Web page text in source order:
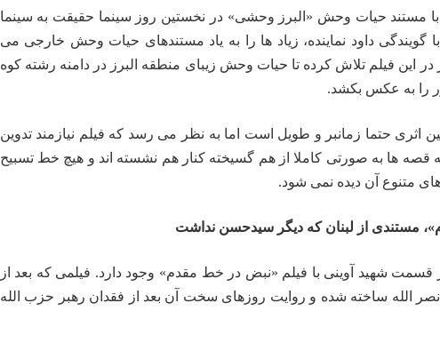
مستند حیات وحش «البرز وحشی» در نخستین روز سینما حقیقت به سینما
گویندگی داود نماینده، زیاد ها را به یاد مستندهای حیات وحش خارجی می
در این فیلم تلاش کرده تا حیات وحش زیبای منطقه البرز در دامنه رشته کوه
را به عکس بکشد.
اثری حتما زمانبر و طویل است اما به نظر می رسد که فیلم نیازمند تدوین
قصه ها به صورتی کاملا از هم گسیخته کنار هم نشسته اند و هیچ خط تسبیح
متنوع آن دیده نمی شود.
مستندی از لبنان که دیگر سیدحسن نداشت
شهید آوینی با فیلم «نبض در خط مقدم» وجود دارد. فیلمی که بعد از
الله ساخته شده و روایت روزهای سخت آن بعد از فقدان رهبر حزب الله